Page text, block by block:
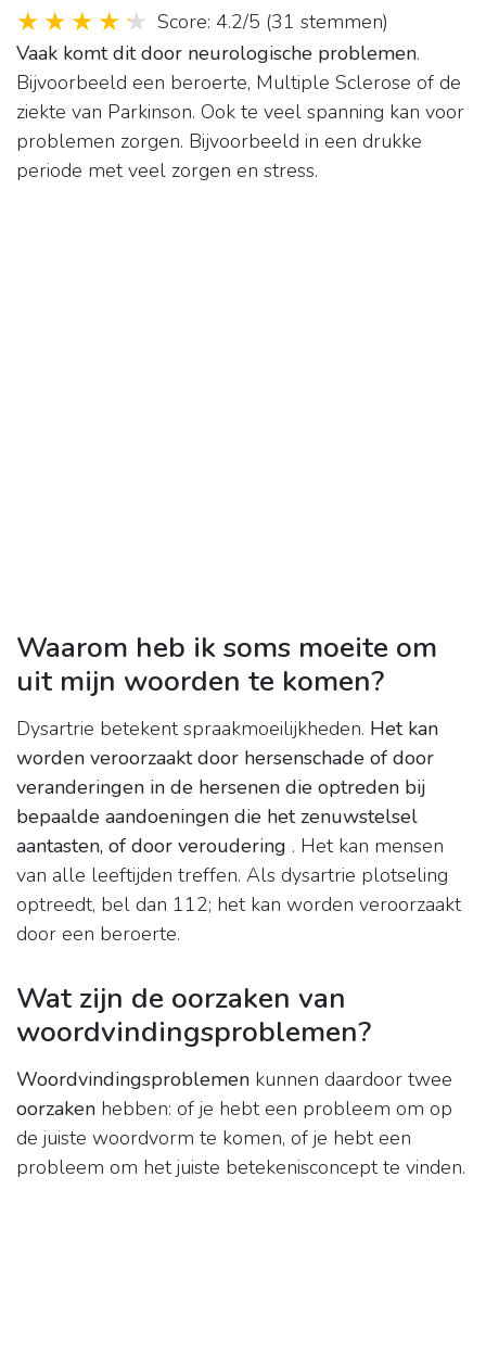
Score: 4.2/5 (31 stemmen)
Vaak komt dit door neurologische problemen.
Bijvoorbeeld een beroerte, Multiple Sclerose of de
ziekte van Parkinson. Ook te veel spanning kan voor
problemen zorgen. Bijvoorbeeld in een drukke
periode met veel zorgen en stress.
Waarom heb ik soms moeite om
uit mijn woorden te komen?
Dysartrie betekent spraakmoeilijkheden. Het kan
worden veroorzaakt door hersenschade of door
veranderingen in de hersenen die optreden bij
bepaalde aandoeningen die het zenuwstelsel
aantasten, of door veroudering . Het kan mensen
van alle leeftijden treffen. Als dysartrie plotseling
optreedt, bel dan 112; het kan worden veroorzaakt
door een beroerte.
Wat zijn de oorzaken van
woordvindingsproblemen?
Woordvindingsproblemen kunnen daardoor twee
oorzaken hebben: of je hebt een probleem om op
de juiste woordvorm te komen, of je hebt een
probleem om het juiste betekenisconcept te vinden.